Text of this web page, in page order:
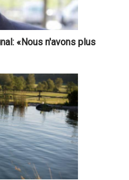
«Nous n'avons plus